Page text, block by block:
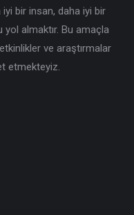
bir insan, daha iyi bir
almaktır. Bu amaçla
ve araştırmalar
etmekteyiz.